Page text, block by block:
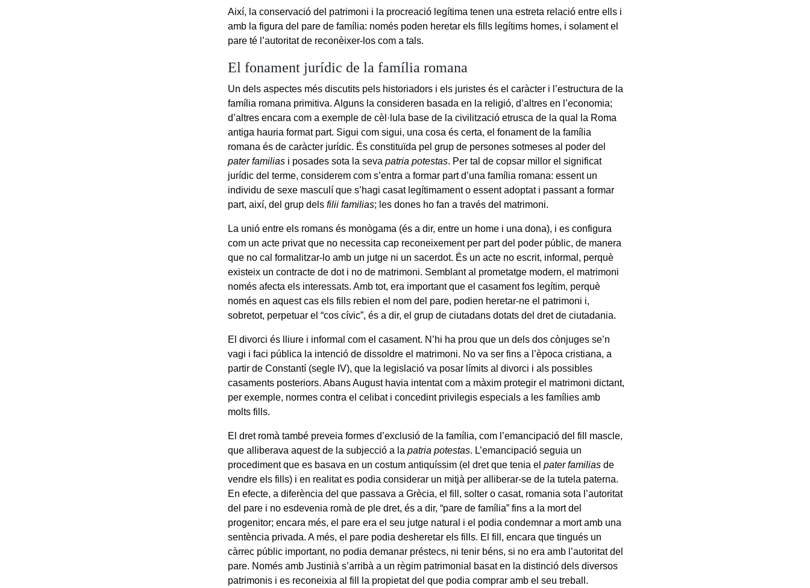
Així, la conservació del patrimoni i la procreació legítima tenen una estreta relació entre ells i
amb la figura del pare de família: només poden heretar els fills legítims homes, i solament el
pare té l’autoritat de reconèixer-los com a tals.
El fonament jurídic de la família romana
Un dels aspectes més discutits pels historiadors i els juristes és el caràcter i l’estructura de la
família romana primitiva. Alguns la consideren basada en la religió, d’altres en l’economia;
d’altres encara com a exemple de cèl·lula base de la civilització etrusca de la qual la Roma
antiga hauria format part. Sigui com sigui, una cosa és certa, el fonament de la família
romana és de caràcter jurídic. És constituïda pel grup de persones sotmeses al poder del
pater familias i posades sota la sevapatria potestas. Per tal de copsar millor el significat
jurídic del terme, considerem com s’entra a formar part d’una família romana: essent un
individu de sexe masculí que s’hagi casat legítimament o essent adoptat i passant a formar
part, així, del grup delsfilii familias; les dones ho fan a través del matrimoni.
La unió entre els romans és monògama (és a dir, entre un home i una dona), i es configura
com un acte privat que no necessita cap reconeixement per part del poder públic, de manera
que no cal formalitzar-lo amb un jutge ni un sacerdot. És un acte no escrit, informal, perquè
existeix un contracte de dot i no de matrimoni. Semblant al prometatge modern, el matrimoni
només afecta els interessats. Amb tot, era important que el casament fos legítim, perquè
només en aquest cas els fills rebien el nom del pare, podien heretar-ne el patrimoni i,
sobretot, perpetuar el “cos cívic”, és a dir, el grup de ciutadans dotats del dret de ciutadania.
El divorci és lliure i informal com el casament. N’hi ha prou que un dels dos cònjuges se’n
vagi i faci pública la intenció de dissoldre el matrimoni. No va ser fins a l’època cristiana, a
partir de Constantí (segle IV), que la legislació va posar límits al divorci i als possibles
casaments posteriors. Abans August havia intentat com a màxim protegir el matrimoni dictant,
per exemple, normes contra el celibat i concedint privilegis especials a les famílies amb
molts fills.
El dret romà també preveia formes d’exclusió de la família, com l’emancipació del fill mascle,
que alliberava aquest de la subjecció a lapatria potestas. L’emancipació seguia un
procediment que es basava en un costum antiquíssim (el dret que tenia elpater familias de
vendre els fills) i en realitat es podia considerar un mitjà per alliberar-se de la tutela paterna.
En efecte, a diferència del que passava a Grècia, el fill, solter o casat, romania sota l’autoritat
del pare i no esdevenia romà de ple dret, és a dir, “pare de família” fins a la mort del
progenitor; encara més, el pare era el seu jutge natural i el podia condemnar a mort amb una
sentència privada. A més, el pare podia desheretar els fills. El fill, encara que tingués un
càrrec públic important, no podia demanar préstecs, ni tenir béns, si no era amb l’autoritat del
pare. Només amb Justinià s’arribà a un règim patrimonial basat en la distinció dels diversos
patrimonis i es reconeixia al fill la propietat del que podia comprar amb el seu treball.